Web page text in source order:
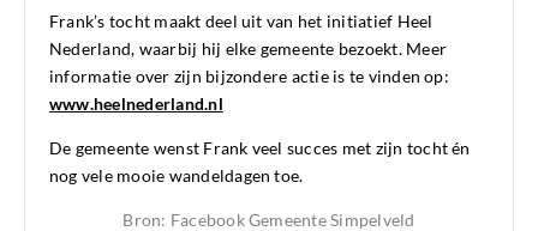
Frank’s tocht maakt deel uit van het initiatief Heel
Nederland, waarbij hij elke gemeente bezoekt. Meer
informatie over zijn bijzondere actie is te vinden op:
www.heelnederland.nl
De gemeente wenst Frank veel succes met zijn tocht én
nog vele mooie wandeldagen toe.
Bron: Facebook Gemeente Simpelveld